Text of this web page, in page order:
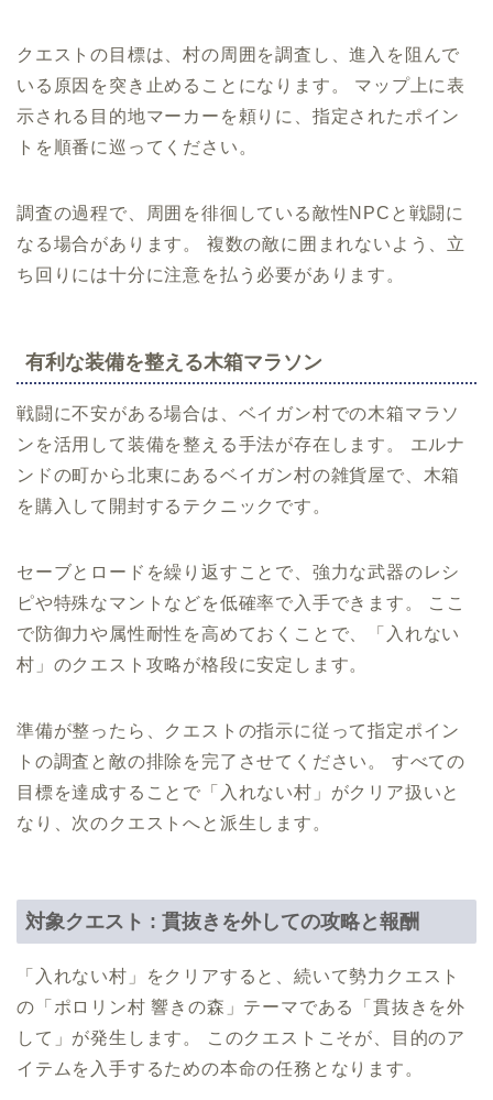
クエストの目標は、村の周囲を調査し、進入を阻んで
いる原因を突き止めることになります。 マップ上に表
示される目的地マーカーを頼りに、指定されたポイン
トを順番に巡ってください。
調査の過程で、周囲を徘徊している敵性NPCと戦闘に
なる場合があります。 複数の敵に囲まれないよう、立
ち回りには十分に注意を払う必要があります。
有利な装備を整える木箱マラソン
戦闘に不安がある場合は、ベイガン村での木箱マラソ
ンを活用して装備を整える手法が存在します。 エルナ
ンドの町から北東にあるベイガン村の雑貨屋で、木箱
を購入して開封するテクニックです。
セーブとロードを繰り返すことで、強力な武器のレシ
ピや特殊なマントなどを低確率で入手できます。 ここ
で防御力や属性耐性を高めておくことで、「入れない
村」のクエスト攻略が格段に安定します。
準備が整ったら、クエストの指示に従って指定ポイン
トの調査と敵の排除を完了させてください。 すべての
目標を達成することで「入れない村」がクリア扱いと
なり、次のクエストへと派生します。
対象クエスト : 貫抜きを外しての攻略と報酬
「入れない村」をクリアすると、続いて勢力クエスト
の「ポロリン村 響きの森」テーマである「貫抜きを外
して」が発生します。 このクエストこそが、目的のア
イテムを入手するための本命の任務となります。